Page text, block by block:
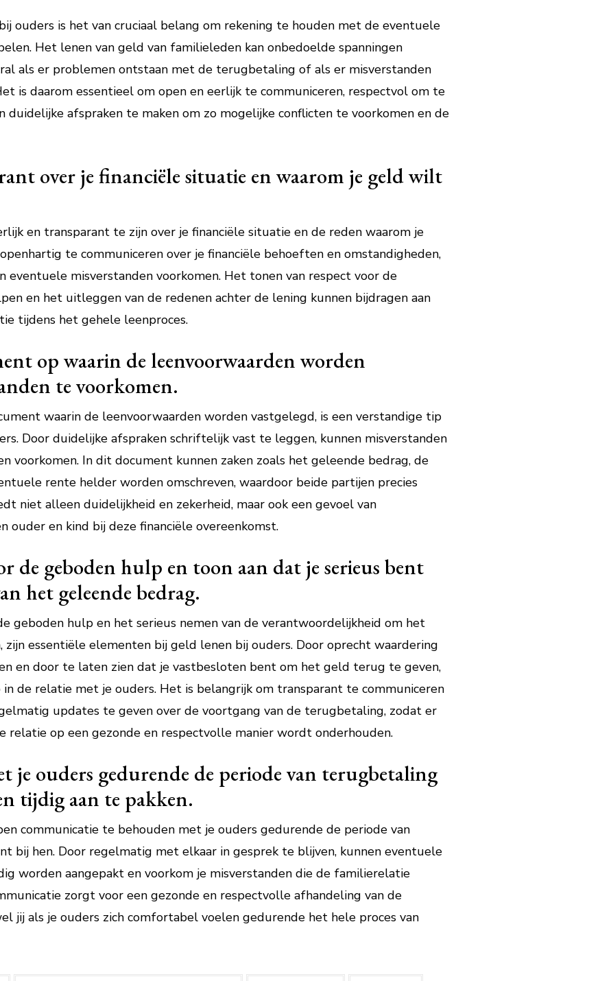
ouders is het van cruciaal belang om rekening te houden met de eventuele
Het lenen van geld van familieleden kan onbedoelde spanningen
als er problemen ontstaan met de terugbetaling of als er misverstanden
is daarom essentieel om open en eerlijk te communiceren, respectvol om te
duidelijke afspraken te maken om zo mogelijke conflicten te voorkomen en de
over je financiële situatie en waarom je geld wilt
en transparant te zijn over je financiële situatie en de reden waarom je
te communiceren over je financiële behoeften en omstandigheden,
eventuele misverstanden voorkomen. Het tonen van respect voor de
en het uitleggen van de redenen achter de lening kunnen bijdragen aan
tijdens het gehele leenproces.
op waarin de leenvoorwaarden worden
te voorkomen.
waarin de leenvoorwaarden worden vastgelegd, is een verstandige tip
Door duidelijke afspraken schriftelijk vast te leggen, kunnen misverstanden
voorkomen. In dit document kunnen zaken zoals het geleende bedrag, de
rente helder worden omschreven, waardoor beide partijen precies
niet alleen duidelijkheid en zekerheid, maar ook een gevoel van
ouder en kind bij deze financiële overeenkomst.
de geboden hulp en toon aan dat je serieus bent
het geleende bedrag.
geboden hulp en het serieus nemen van de verantwoordelijkheid om het
essentiële elementen bij geld lenen bij ouders. Door oprecht waardering
en door te laten zien dat je vastbesloten bent om het geld terug te geven,
de relatie met je ouders. Het is belangrijk om transparant te communiceren
updates te geven over de voortgang van de terugbetaling, zodat er
relatie op een gezonde en respectvolle manier wordt onderhouden.
je ouders gedurende de periode van terugbetaling
tijdig aan te pakken.
communicatie te behouden met je ouders gedurende de periode van
bij hen. Door regelmatig met elkaar in gesprek te blijven, kunnen eventuele
worden aangepakt en voorkom je misverstanden die de familierelatie
zorgt voor een gezonde en respectvolle afhandeling van de
jij als je ouders zich comfortabel voelen gedurende het hele proces van